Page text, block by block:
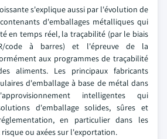
s'explique aussi par l'évolution de
d'emballages métalliques qui
en temps réel, la traçabilité (par le biais
code à barres) et l'épreuve de la
aux programmes de traçabilité
aliments. Les principaux fabricants
d'emballage à base de métal dans
intelligentes qui
d'emballage solides, sûres et
en particulier dans les
ou axées sur l'exportation.